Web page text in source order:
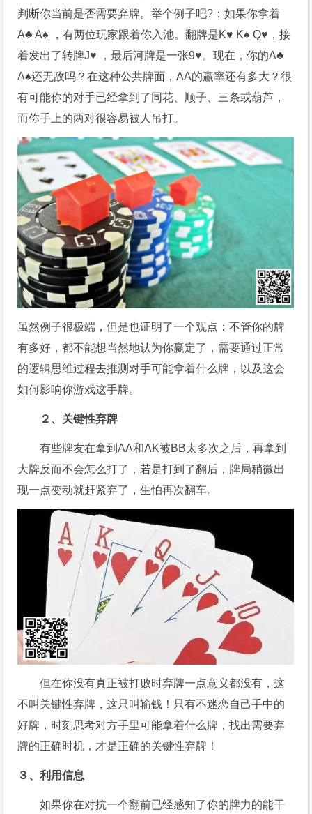
判断你当前是否需要弃牌。举个例子吧?：如果你拿着
A♣ A♠ ，有两位玩家跟着你入池。翻牌是K♥ K♠ Q♥，接
着发出了转牌J♥ ，最后河牌是一张9♥。现在，你的A♣
A♠还无敌吗？在这种公共牌面，AA的赢率还有多大？很
有可能你的对手已经拿到了同花、顺子、三条或葫芦，
而你手上的两对很容易被人吊打。
虽然例子很极端，但是也证明了一个观点：不管你的牌
有多好，都不能想当然地认为你赢定了，需要通过正常
的逻辑思维过程去推测对手可能拿着什么牌，以及这会
如何影响你游戏这手牌。
２、关键性弃牌
有些牌友在拿到AA和AK被BB太多次之后，再拿到
大牌反而不会怎么打了，若是打到了翻后，牌局稍微出
现一点变动就赶紧弃了，生怕再次翻车。
但在你没有真正被打败时弃牌一点意义都没有，这
不叫关键性弃牌，这只叫输钱！只有不迷恋自己手中的
好牌，时刻思考对方手里可能拿着什么牌，找出需要弃
牌的正确时机，才是正确的关键性弃牌！
３、利用信息
如果你在对抗一个翻前已经感知了你的牌力的能干